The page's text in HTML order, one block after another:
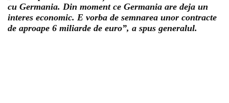
cu Germania. Din moment ce Germania are deja un
interes economic. E vorba de semnarea unor contracte
de aproape 6 miliarde de euro”, a spus generalul.